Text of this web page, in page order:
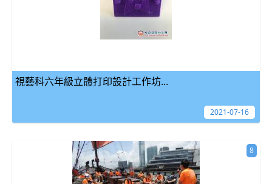
視藝科六年級立體打印設計工作坊...
2021-07-16
8